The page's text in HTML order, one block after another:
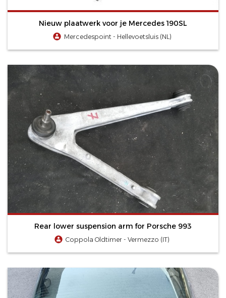
Nieuw plaatwerk voor je Mercedes 190SL
Mercedespoint - Hellevoetsluis (NL)
Rear lower suspension arm for Porsche 993
Coppola Oldtimer - Vermezzo (IT)